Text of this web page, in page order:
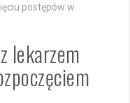
postępów w
lekarzem